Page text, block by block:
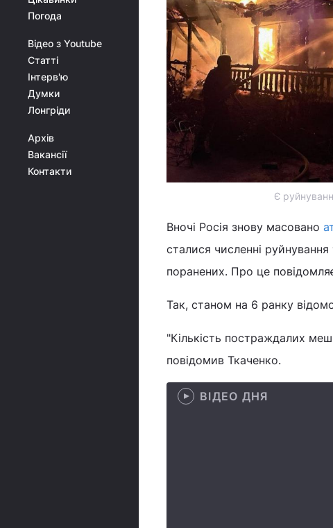
Погода
Відео з Youtube
Статті
Інтерв'ю
Думки
Лонгріди
Архів
Вакансії
Контакти
Є
Вночі Росія знову масовано
сталися численні
поранених. Про це
Так, станом на 6 ранку
"Кількість постраждалих
повідомив Ткаченко.
ВІДЕО ДНЯ